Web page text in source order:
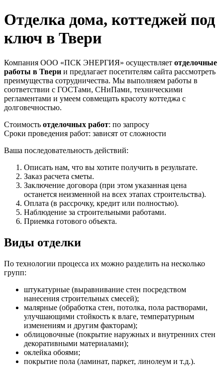
Отделка дома, коттеджей под
ключ в Твери
Компания ООО «ПСК ЭНЕРГИЯ» осуществляет отделочные
работы в Твери и предлагает посетителям сайта рассмотреть
преимущества сотрудничества. Мы выполняем работы в
соответствии с ГОСТами, СНиПами, техническими
регламентами и умеем совмещать красоту коттеджа с
долговечностью.
Стоимость отделочных работ: по запросу
Сроки проведения работ: зависят от сложности
Ваша последовательность действий:
Описать нам, что вы хотите получить в результате.
Заказ расчета сметы.
Заключение договора (при этом указанная цена
останется неизменной на всех этапах строительства).
Оплата (в рассрочку, кредит или полностью).
Наблюдение за строительными работами.
Приемка готового объекта.
Виды отделки
По технологии процесса их можно разделить на несколько
групп:
штукатурные (выравнивание стен посредством
нанесения строительных смесей);
малярные (обработка стен, потолка, пола растворами,
улучшающими стойкость к влаге, температурным
изменениям и другим факторам);
облицовочные (покрытие наружных и внутренних стен
декоративными материалами);
оклейка обоями;
покрытие пола (ламинат, паркет, линолеум и т.д.).